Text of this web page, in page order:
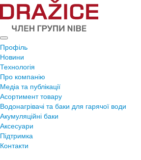
Профіль
Новини
Технологія
Про компанію
Медіа та публікації
Асортимент товару
Водонагрівачі та баки для гарячої води
Акумуляційні баки
Аксесуари
Підтримка
Контакти